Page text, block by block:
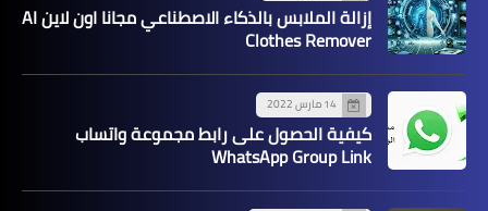
إزالة الملابس بالذكاء الاصطناعي مجانا اون لاين AI
Clothes Remover
14 مارس 2022
كيفية الحصول على رابط مجموعة واتساب
WhatsApp Group Link